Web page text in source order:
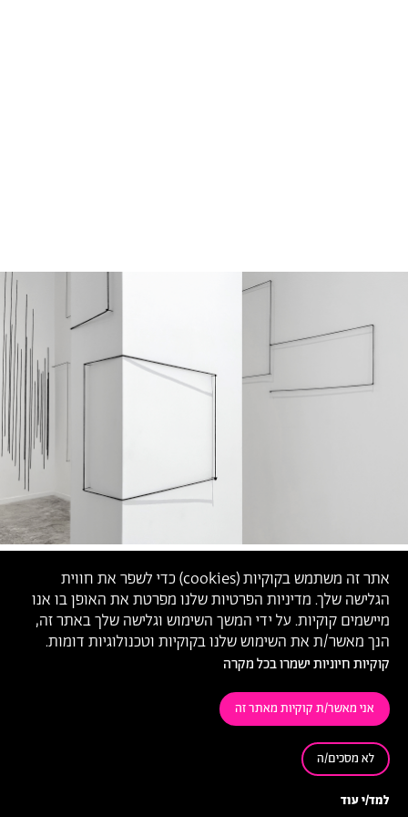
אתר זה משתמש בקוקיות (cookies) כדי לשפר את חווית
הגלישה שלך. מדיניות הפרטיות שלנו מפרטת את האופן בו אנו
מיישמים קוקיות. על ידי המשך השימוש וגלישה שלך באתר זה,
הנך מאשר/ת את השימוש שלנו בקוקיות וטכנולוגיות דומות.
קוקיות חיוניות ישמרו בכל מקרה
אני מאשר/ת קוקיות מאתר זה
לא מסכים/ה
למד/י עוד
מנאר זועבי,
רובין)